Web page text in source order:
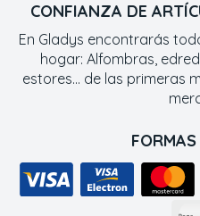
CONFIANZA DE
En Gladys encontrarás
hogar: Alfombras,
estores... de las primeras